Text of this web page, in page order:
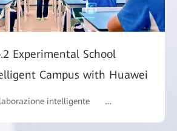
Experimental School
Campus with Huawei
intelligente # Commercial